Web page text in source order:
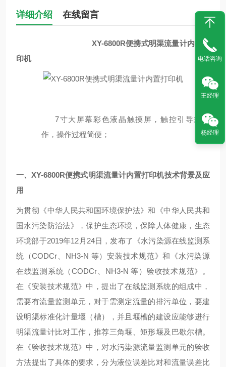
详细介绍 在线留言
XY-6800R便携式明渠流量计内置打
印机
7寸大屏幕彩色液晶触摸屏，触控引导式操
作，操作过程简便；
一、XY-6800R便携式明渠流量计内置打印机技术背景及应
用
为贯彻《中华人民共和国环境保护法》和《中华人民共和
国水污染防治法》，保护生态环境，保障人体健康，生态
环境部于2019年12月24日，发布了《水污染源在线监测系
统（CODCr、NH3-N 等）安装技术规范》和《水污染源
在线监测系统（CODCr、NH3-N 等）验收技术规范》。
在《安装技术规范》中，提出了在线监测系统的组成中，
需要有流量监测单元，对于需测定流量的排污单位，要建
设明渠标准化计量堰（槽），并且堰槽的建设应能够进行
明渠流量计比对工作，推荐三角堰、矩形堰及巴歇尔槽。
在《验收技术规范》中，对水污染源流量监测单元的验收
方法提出了具体的要求，分为液位误差比对和流量误差比
电话咨询
王经理
杨经理